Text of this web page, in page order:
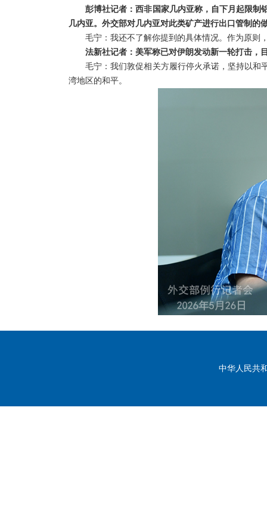
彭博社记者：西非国家几内亚称，自下月起限制
几内亚。外交部对几内亚对此类矿产进行出口管制的
毛宁：我还不了解你提到的具体情况。作为原则
法新社记者：美军称已对伊朗发动新一轮打击，
毛宁：我们敦促相关方履行停火承诺，坚持以和
湾地区的和平。
中华人民共